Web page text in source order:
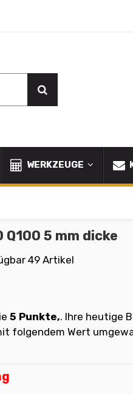
WERKZEUGE
5 mm dicke
49 Artikel
5 Punkte,. Ihre heutige
folgendem Wert